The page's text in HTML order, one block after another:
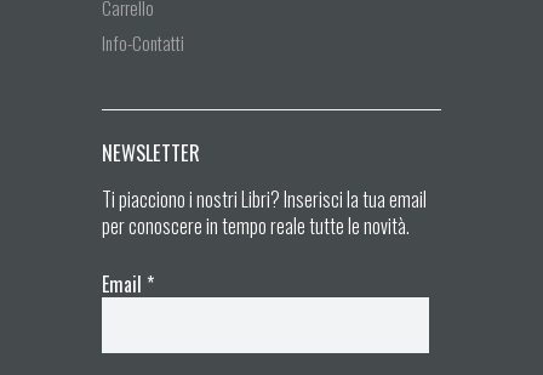
Carrello
Info-Contatti
NEWSLETTER
Ti piacciono i nostri Libri? Inserisci la tua email
per conoscere in tempo reale tutte le novità.
Email *